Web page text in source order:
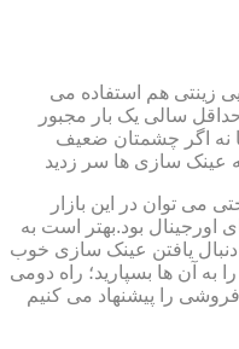
زینتی هم استفاده می
سالی یک بار مجبور
نه اگر چشمتان ضعیف
عینک سازی ها سر زدید
می توان در این بازار
اورجینال بود.بهتر است به
یافتن عینک سازی خوب
به آن ها بسپارید؛ راه دومی
را پیشنهاد می کنیم